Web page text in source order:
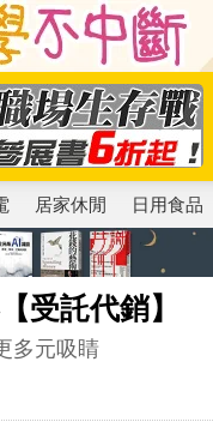
居家休閒 日用食品
受託代銷】
多元吸睛